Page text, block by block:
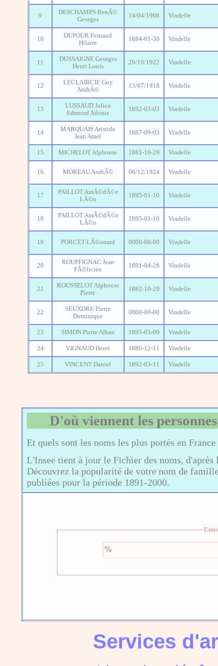
9
DESCHAMPS RenÃ©
Georges
14/04/1908 Vindelle
10
DUFOUR Fernand
Hilaire
1884-01-30 Vindelle
11
DUSSAIGNE Georges
Henri Louis
29/10/1922 Vindelle
12
LECLAIRCIE Guy
AndrÃ©
13/07/1918 Vindelle
13
LUSSAUD Julien
Edmond Adonis
1892-03-03 Vindelle
14
MARQUAIS Aristide
Jean Amel
1887-09-03 Vindelle
15 MICHELOT Alphonse 1881-10-29 Vindelle
16 MOREAU AndrÃ© 06/12/1924 Vindelle
17
PAILLOT AmÃ©dÃ©e
LÃ©o
1895-01-10 Vindelle
18
PAILLOT AmÃ©dÃ©e
LÃ©o
1895-01-10 Vindelle
19 PORCET LÃ©onard 0000-00-00 Vindelle
20
ROUFFIGNAC Jean
FÃ©licien
1891-04-26 Vindelle
21
ROUSSELOT Alphonse
Pierre
1882-10-29 Vindelle
22
SEUXDRE Pierre
Dominique
0000-00-00 Vindelle
23 SIMON Pierre Alban 1895-05-09 Vindelle
24 VIGNAUD Henri 1880-12-11 Vindelle
25 VINCENT Daniel 1892-03-11 Vindelle
D'où viennent les
Et quels sont les noms les plus portés en
L'Insee tient à jour le Fichier des noms,
Découvrez la popularité de votre nom de
publiées pour la période 1891-2000.
Services